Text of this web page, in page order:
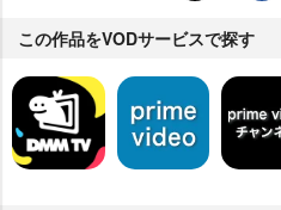
この作品をVODサービスで探す